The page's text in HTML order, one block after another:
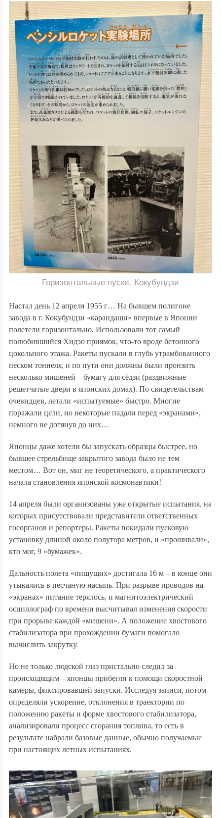
Горизонтальные пуски. Кокубундзи
Настал день 12 апреля 1955 г… На бывшем полигоне
завода в г. Кокубундзи «карандаши» впервые в Японии
полетели горизонтально. Использовали тот самый
полюбившийся Хидэо приямок, что-то вроде бетонного
цокольного этажа. Ракеты пускали в глубь утрамбованного
песком тоннеля, и по пути они должны были пронзить
несколько мишеней – бумагу для сёдзи (раздвижные
решетчатые двери в японских домах). По свидетельствам
очевидцев, летали «испытуемые» быстро. Многие
поражали цели, но некоторые падали перед «экранами»,
немного не дотянув до них…
Японцы даже хотели бы запускать образцы быстрее, но
бывшее стрельбище закрытого завода было не тем
местом… Вот он, миг не теоретического, а практического
начала становления японской космонавтики!
14 апреля были организованы уже открытые испытания, на
которых присутствовали представители ответственных
госорганов и репортеры. Ракеты покидали пусковую
установку длиной около полутора метров, и «прошивали»,
кто мог, 9 «бумажек».
Дальность полета «пишущих» достигала 16 м – в конце они
утыкались в песчаную насыпь. При разрыве проводов на
«экранах» питание терялось, и магнитоэлектрический
осциллограф по времени высчитывал изменения скорости
при прорыве каждой «мишени». А положение хвостового
стабилизатора при прохождении бумаги помогало
вычислить закрутку.
Но не только людской глаз пристально следил за
происходящим – японцы прибегли к помощи скоростной
камеры, фиксировавшей запуски. Исследуя записи, потом
определяли ускорение, отклонения в траектории по
положению ракеты и форме хвостового стабилизатора,
анализировали процесс сгорания топлива, то есть в
результате набрали базовые данные, обычно получаемые
при настоящих летных испытаниях.